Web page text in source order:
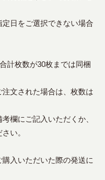
日をご選択できない場合
計枚数が30枚までは同梱
文された場合は、枚数は
欄にご記入いただくか、
い。
購入いただいた際の発送に